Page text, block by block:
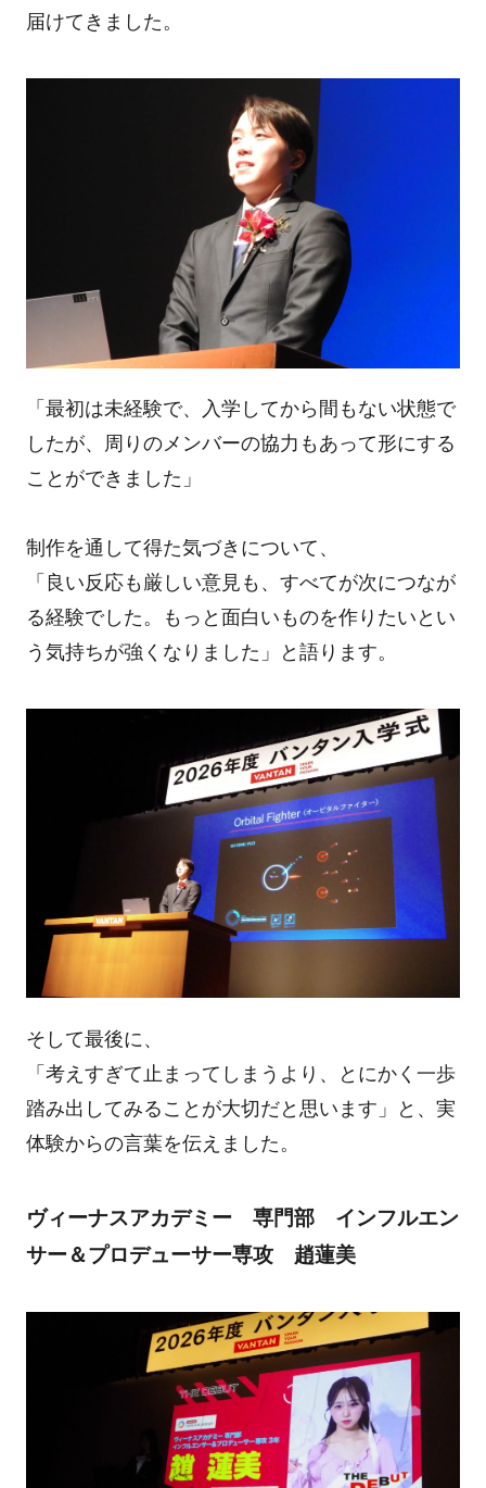
届けてきました。
「最初は未経験で、入学してから間もない状態で
したが、周りのメンバーの協力もあって形にする
ことができました」
制作を通して得た気づきについて、
「良い反応も厳しい意見も、すべてが次につなが
る経験でした。もっと面白いものを作りたいとい
う気持ちが強くなりました」と語ります。
そして最後に、
「考えすぎて止まってしまうより、とにかく一歩
踏み出してみることが大切だと思います」と、実
体験からの言葉を伝えました。
ヴィーナスアカデミー 専門部 インフルエン
サー＆プロデューサー専攻 趙蓮美